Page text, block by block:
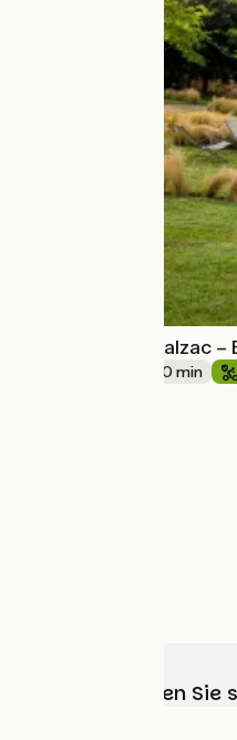
Sur les pas de Balzac
2 h 00 min
Wählen, bereiten